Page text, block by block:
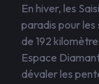
En hiver, les
paradis pour
de 192
Espace
dévaler les